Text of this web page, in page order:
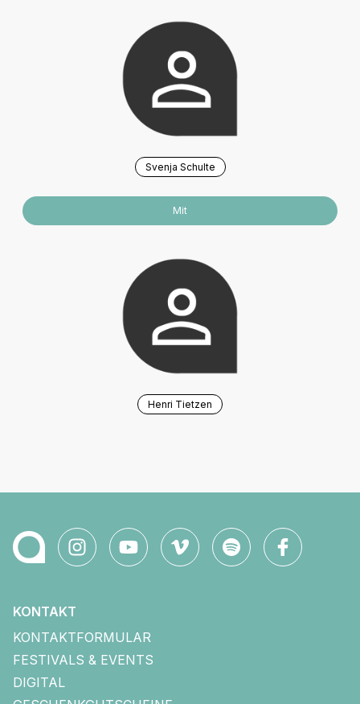
Svenja Schulte
Mit
Henri Tietzen
KONTAKT
KONTAKTFORMULAR
FESTIVALS & EVENTS
DIGITAL